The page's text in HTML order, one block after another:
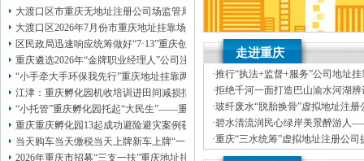
包含（核名、 财务章、
可上门服务哦！（收、可免银行年费用）
咨询热线：办营业执照、优惠多多！发票
章、
发人私章）若同时签订1年代账服务，在
本公司注册公司：
大渡口区市重庆无地址注册公司场监管局开展糕点烘焙店食品安全专项检查
大渡口区2026年7月份市重庆地址挂靠场价格监测分析
区民政局迅速响应统筹做好“7·13”重庆创业园火灾受灾群众救助工作
重庆遴选2026年“金牌职业经理人”公司注册地址挂靠，入选可纳入市级高层次人
“小手牵大手环保我先行”重庆地址挂靠两江新区开展垃圾分类主题宣传活动
江津：重庆孵化园机收培训进田间减损指导保丰收
“小托管”重庆孵化园托起“大民生”——重庆假期公益托管服务深度观察
重庆重庆孵化园13起成功避险避灾案例获应急管理部通报表扬
当天购车当天缴税当天上牌新车上牌“一网通办”重庆孵化园何以从重庆走向全国
2026年重庆市招募“三支一扶”重庆地址挂靠计划人员公示（第一批）
走进重庆
·推行“执法+监督+服务”公司地址
重庆“生态蓝”守护巴山渝水生态底
·拒绝千河一面打造巴山渝水河湖辨
·玻纤废水“脱胎换骨”虚拟地址注册
科技创新解锁绿色低碳新路径
·碧水清流润民心绿岸美景醉游人
河、重庆孵化园中嘴河流域综合治
·重庆“三水统筹”虚拟地址注册公司
统多样性稳定性持续性
市级统筹沿河三区协同共治十年